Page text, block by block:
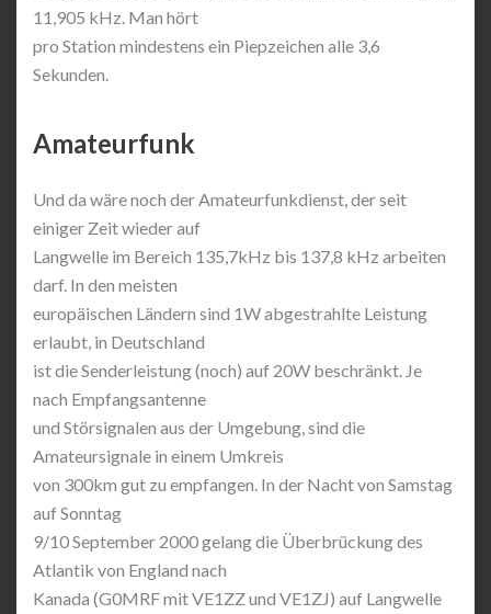
11,905 kHz. Man hört
pro Station mindestens ein Piepzeichen alle 3,6
Sekunden.
Amateurfunk
Und da wäre noch der Amateurfunkdienst, der seit
einiger Zeit wieder auf
Langwelle im Bereich 135,7kHz bis 137,8 kHz arbeiten
darf. In den meisten
europäischen Ländern sind 1W abgestrahlte Leistung
erlaubt, in Deutschland
ist die Senderleistung (noch) auf 20W beschränkt. Je
nach Empfangsantenne
und Störsignalen aus der Umgebung, sind die
Amateursignale in einem Umkreis
von 300km gut zu empfangen. In der Nacht von Samstag
auf Sonntag
9/10 September 2000 gelang die Überbrückung des
Atlantik von England nach
Kanada (G0MRF mit VE1ZZ und VE1ZJ) auf Langwelle